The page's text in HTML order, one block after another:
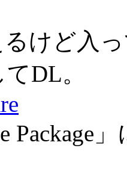
るけど入
DL。
Package